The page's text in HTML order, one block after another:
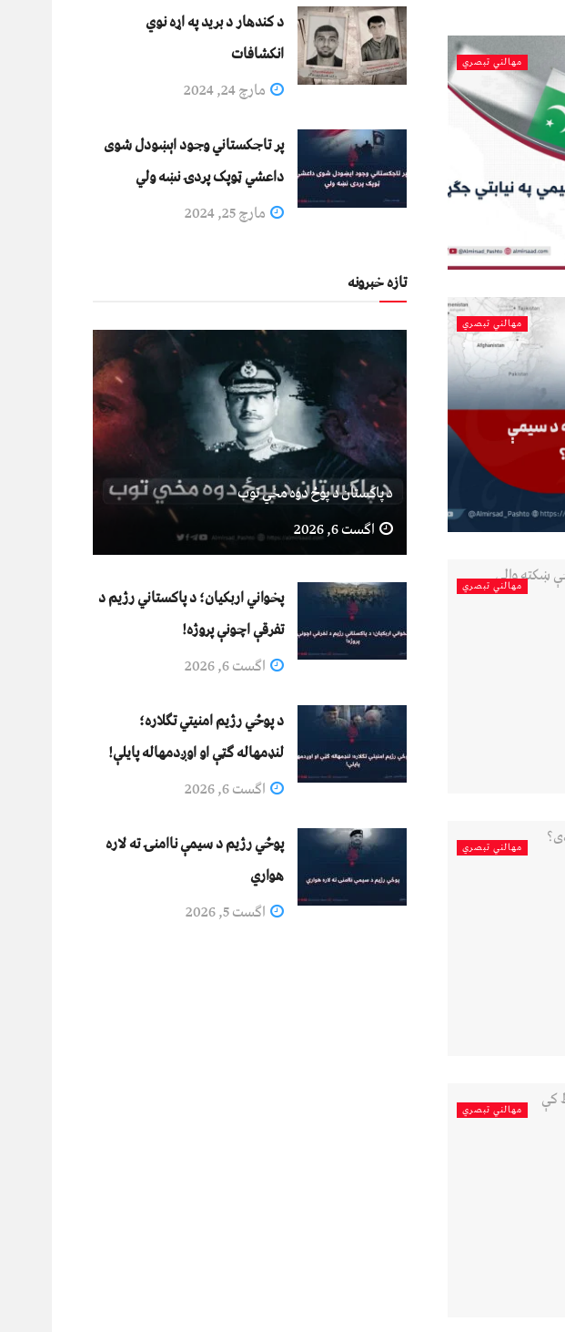
مهالني تبصري
مهالني تبصري
مهالني تبصري
مهالني تبصري
مهالني تبصري
د کندهار د برید په اړه نوي
انکشافات
مارچ 24, 2024
پر تاجکستاني وجود اېښودل شوی
داعشي ټوپک پردۍ نښه ولي
مارچ 25, 2024
تازه خبرونه
د پاکستان د پوځ دوه مخي توب
اگست 6, 2026
پخواني اربکیان؛ د پاکستاني رژیم د
تفرقې اچونې پروژه!
اگست 6, 2026
د پوځي رژیم امنیتي تګلاره؛
لنډمهاله ګټې او اوږدمهاله پایلې!
اگست 6, 2026
پوځي رژیم د سیمې ناامنۍ ته لاره
هواري
اگست 5, 2026